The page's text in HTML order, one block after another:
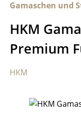
Gamaschen und
HKM
Premium
HKM
Bildergalerie